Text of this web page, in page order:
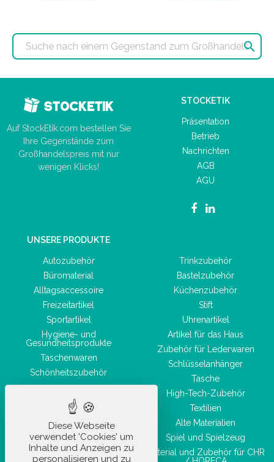

Auf StockEtik.com bestellen Sie
Ihre Gegenstände zum
Großhandelspreis mit nur
wenigen Klicks!
STOCKETIK
Präsentation
Betrieb
Nachrichten
AGB
AGU
UNSERE PRODUKTE
Autozubehör
Büromaterial
Alltagsaccessoire
Freizeitartikel
Sportartikel
Hygiene- und
Gesundheitsprodukte
Taschenwaren
Schönheitszubehör
Trinkzubehör
Bastelzubehör
Küchenzubehör
Stift
Uhrenartikel
Artikel für das Haus
Zubehör für Lederwaren
Schlüsselanhänger
Tasche
High-Tech-Zubehör
Textilien
Alte Materialien
Spiel und Spielzeug
Material und Zubehör für CHR
Diese Webseite
verwendet 'Cookies' um
Inhalte und Anzeigen zu
personalisieren und zu